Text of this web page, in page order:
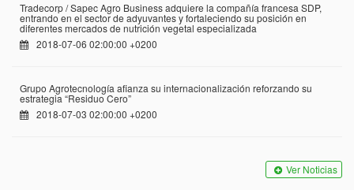
Tradecorp / Sapec Agro Business adquiere la compañía francesa SDP,
entrando en el sector de adyuvantes y fortaleciendo su posición en
diferentes mercados de nutrición vegetal especializada
2018-07-06 02:00:00 +0200
Grupo Agrotecnología afianza su internacionalización reforzando su
estrategia “Residuo Cero”
2018-07-03 02:00:00 +0200
Ver Noticias